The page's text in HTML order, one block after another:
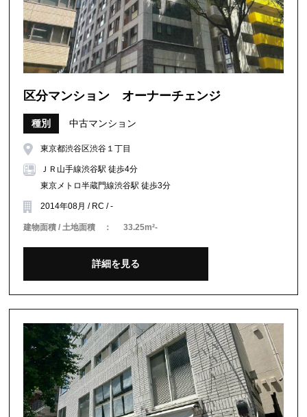
区分マンション オーナーチェンジ
種別 中古マンション
東京都渋谷区渋谷１丁目
ＪＲ山手線渋谷駅 徒歩4分
東京メトロ半蔵門線渋谷駅 徒歩3分
2014年08月 / RC / -
建物面積 / 土地面積 ： 33.25m²-
詳細を見る